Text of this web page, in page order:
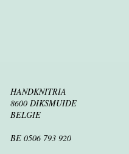
HANDKNITRIA
8600 DIKSMUIDE
BELGIE
BE 0506 793 920